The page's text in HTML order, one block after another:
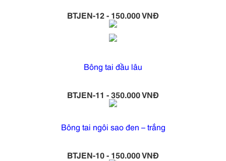
BTJEN-12 - 150.000 VNĐ
Bông tai đầu lâu
BTJEN-11 - 350.000 VNĐ
Bông tai ngôi sao đen – trắng
BTJEN-10 - 150.000 VNĐ